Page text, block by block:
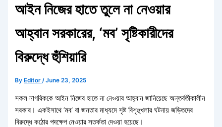
আইন নিজের হাতে তুলে না নেওয়ার
আহ্বান সরকারের, ‘মব’ সৃষ্টিকারীদের
বিরুদ্ধে হুঁশিয়ারি
By Editor/June 23, 2025
সকল নাগরিককে আইন নিজের হাতে না নেওয়ার আহ্বান জানিয়েছে অন্তর্বর্তীকালীন
সরকার। একইসাথে ‘মব’ বা জনতার মাধ্যমে সৃষ্ট বিশৃঙ্খলার ঘটনায় জড়িতদের
বিরুদ্ধে কঠোর পদক্ষেপ নেওয়ার সতর্কতা দেওয়া হয়েছে।